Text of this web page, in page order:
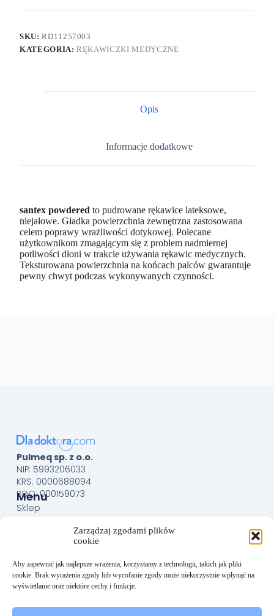
Zarządzaj zgodami plików
cookie
Aby zapewnić jak najlepsze wrażenia, korzystamy z technologii, takich jak pliki
cookie. Brak wyrażenia zgody lub wycofanie zgody może niekorzystnie wpłynąć na
wyświetlanie oraz niektóre cechy i funkcje.
SKU:RD11257003
KATEGORIA:RĘKAWICZKI MEDYCZNE
Opis
Informacje dodatkowe
santex powdered to pudrowane rękawice lateksowe,
niejałowe. Gładka powierzchnia zewnętrzna zastosowana
celem poprawy wrażliwości dotykowej. Polecane
użytkownikom zmagającym się z problem nadmiernej
potliwości dłoni w trakcie używania rękawic medycznych.
Teksturowana powierzchnia na końcach palców gwarantuje
pewny chwyt podczas wykonywanych czynności.
Pulmeq sp. z o.o.
NIP: 5993206033
KRS: 0000688094
BDO: 000159073
Menu
Sklep
Regulamin
Polityka prywatności